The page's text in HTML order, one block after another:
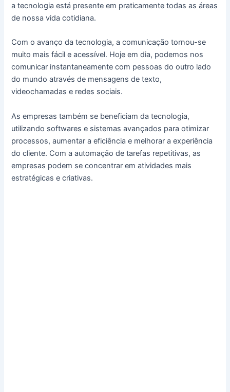
a tecnologia está presente em praticamente todas as áreas
de nossa vida cotidiana.
Com o avanço da tecnologia, a comunicação tornou-se
muito mais fácil e acessível. Hoje em dia, podemos nos
comunicar instantaneamente com pessoas do outro lado
do mundo através de mensagens de texto,
videochamadas e redes sociais.
As empresas também se beneficiam da tecnologia,
utilizando softwares e sistemas avançados para otimizar
processos, aumentar a eficiência e melhorar a experiência
do cliente. Com a automação de tarefas repetitivas, as
empresas podem se concentrar em atividades mais
estratégicas e criativas.